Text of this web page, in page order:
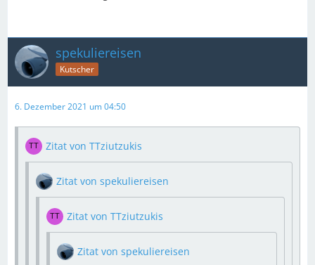
spekuliereisen
Kutscher
6. Dezember 2021 um 04:50
Zitat von TTziutzukis
Zitat von spekuliereisen
Zitat von TTziutzukis
Zitat von spekuliereisen